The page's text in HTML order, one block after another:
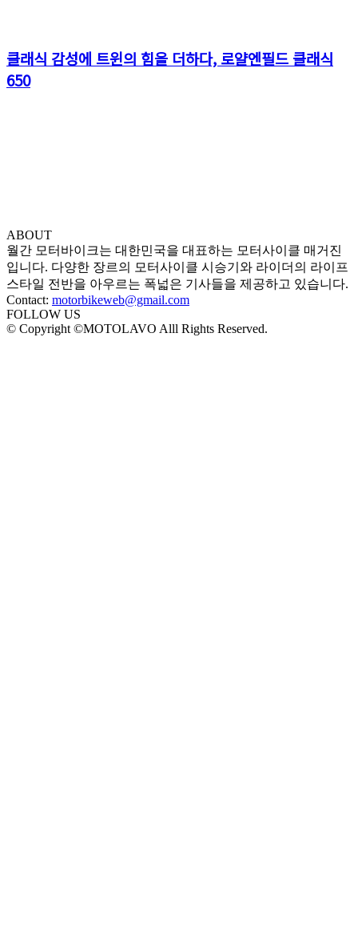
클래식 감성에 트윈의 힘을 더하다, 로얄엔필드 클래식
650
ABOUT
월간 모터바이크는 대한민국을 대표하는 모터사이클 매거진
입니다. 다양한 장르의 모터사이클 시승기와 라이더의 라이프
스타일 전반을 아우르는 폭넓은 기사들을 제공하고 있습니다.
Contact: motorbikeweb@gmail.com
FOLLOW US
© Copyright ©MOTOLAVO Alll Rights Reserved.